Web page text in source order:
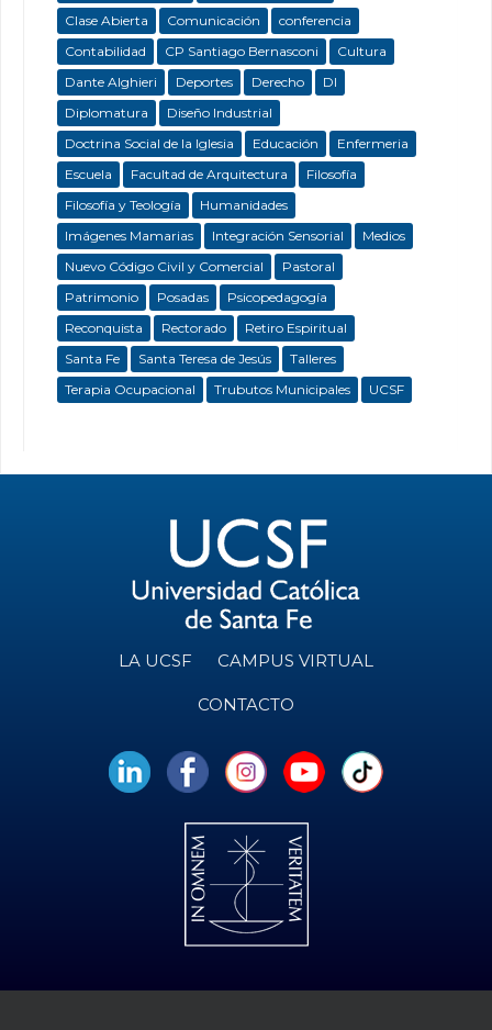
Clase Abierta
Comunicación
conferencia
Contabilidad
CP Santiago Bernasconi
Cultura
Dante Alghieri
Deportes Derecho
DI
Diplomatura
Diseño Industrial
Doctrina Social de la Iglesia
Educación
Enfermeria
Escuela
Facultad de Arquitectura
Filosofía
Filosofía y Teología
Humanidades
Imágenes Mamarias
Integración Sensorial
Medios
Nuevo Código Civil y Comercial
Pastoral
Patrimonio
Posadas
Psicopedagogía
Reconquista
Rectorado
Retiro Espiritual
Santa Fe
Santa Teresa de Jesús
Talleres
Terapia Ocupacional
Trubutos Municipales UCSF
LA UCSF CAMPUS VIRTUAL
CONTACTO